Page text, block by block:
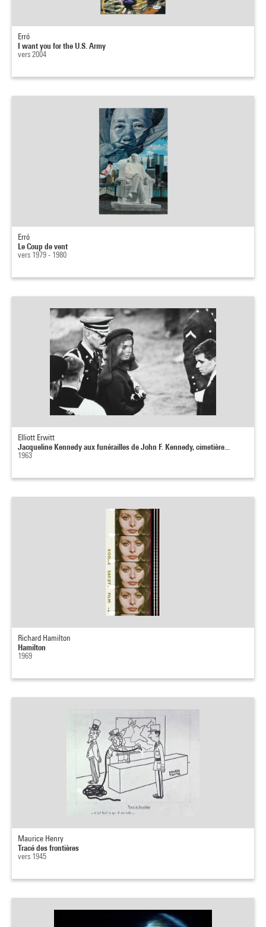
Erró
I want you for the U.S. Army
vers 2004
Erró
Le Coup de vent
vers 1979 - 1980
Elliott Erwitt
Jacqueline Kennedy aux funérailles de John F. Kennedy, cimetière...
1963
Richard Hamilton
Hamilton
1969
Maurice Henry
Tracé des frontières
vers 1945